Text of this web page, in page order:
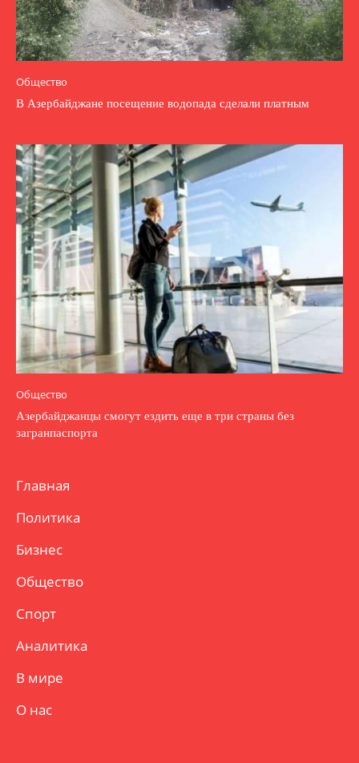
Общество
В Азербайджане посещение водопада сделали платным
Общество
Азербайджанцы смогут ездить еще в три страны без
загранпаспорта
Главная
Политика
Бизнес
Общество
Спорт
Аналитика
В мире
О нас